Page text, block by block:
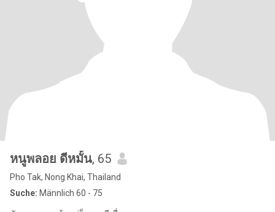
หนูพลอย ดีหมั้น, 65
Pho Tak, Nong Khai, Thailand
Suche: Männlich 60 - 75